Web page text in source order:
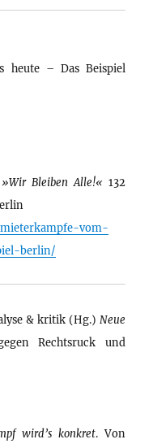
heute – Das Beispiel
Bleiben Alle!« 132
vom-
berlin/
& kritik (Hg.) Neue
Rechtsruck und
wird’s konkret. Von